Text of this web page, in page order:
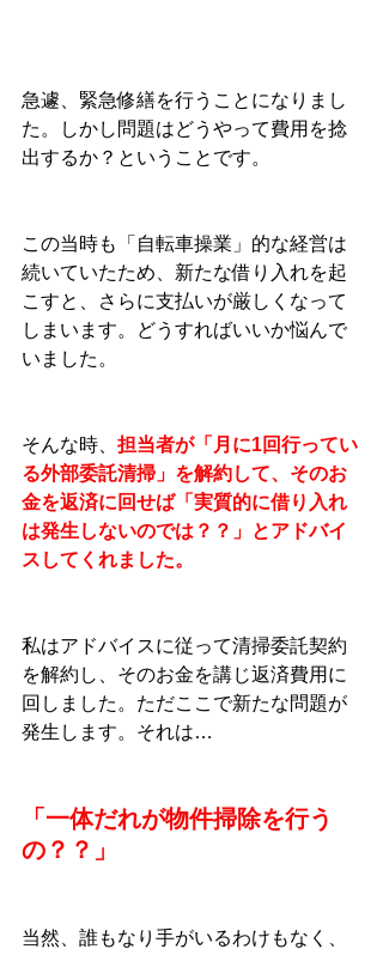
急遽、緊急修繕を行うことになりまし
た。しかし問題はどうやって費用を捻
出するか？ということです。
この当時も「自転車操業」的な経営は
続いていたため、新たな借り入れを起
こすと、さらに支払いが厳しくなって
しまいます。どうすればいいか悩んで
いました。
そんな時、 担当者が「月に1回行ってい
る外部委託清掃」を解約して、そのお
金を返済に回せば「実質的に借り入れ
は発生しないのでは？？」とアドバイ
スしてくれました。
私はアドバイスに従って清掃委託契約
を解約し、そのお金を講じ返済費用に
回しました。ただここで新たな問題が
発生します。それは…
「一体だれが物件掃除を行う
の？？」
当然、誰もなり手がいるわけもなく、